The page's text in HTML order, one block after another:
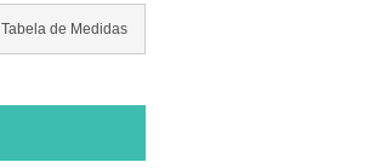
Tabela de Medidas